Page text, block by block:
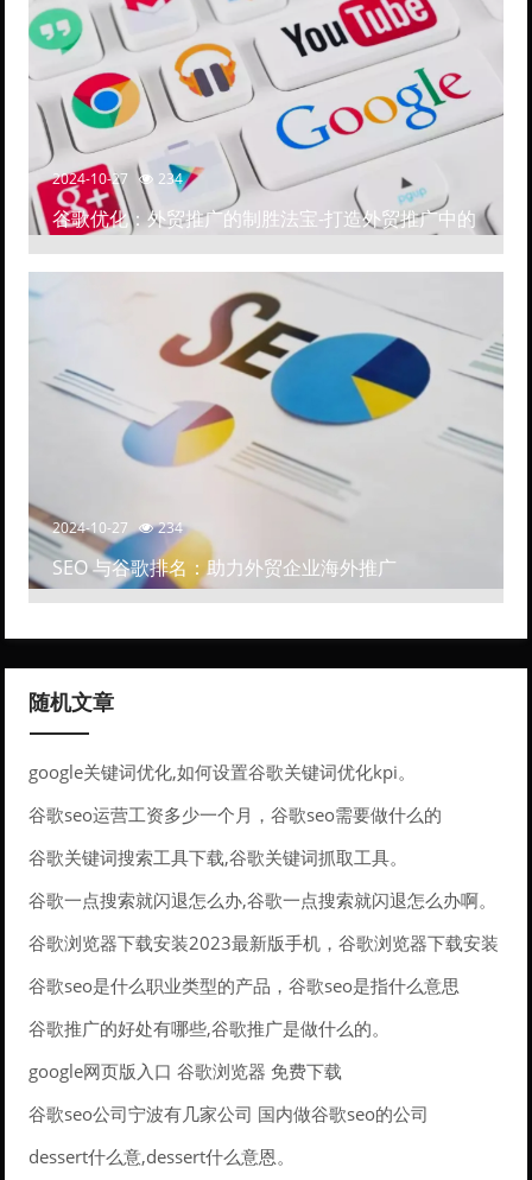
2024-10-27 234
谷歌优化：外贸推广的制胜法宝-打造外贸推广中的
高排名网站
2024-10-27 234
SEO 与谷歌排名：助力外贸企业海外推广
随机文章
google关键词优化,如何设置谷歌关键词优化kpi。
谷歌seo运营工资多少一个月，谷歌seo需要做什么的
谷歌关键词搜索工具下载,谷歌关键词抓取工具。
谷歌一点搜索就闪退怎么办,谷歌一点搜索就闪退怎么办啊。
谷歌浏览器下载安装2023最新版手机，谷歌浏览器下载安装
2021最新版
谷歌seo是什么职业类型的产品，谷歌seo是指什么意思
谷歌推广的好处有哪些,谷歌推广是做什么的。
google网页版入口 谷歌浏览器 免费下载
谷歌seo公司宁波有几家公司 国内做谷歌seo的公司
dessert什么意,dessert什么意恩。